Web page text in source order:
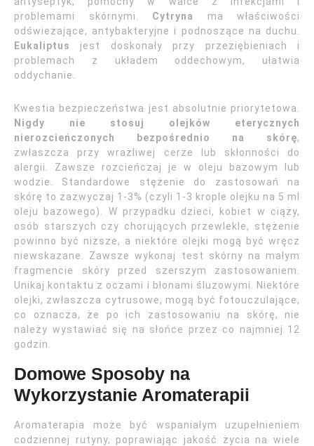
problemami skórnymi. Cytryna
ma właściwości
odświeżające, antybakteryjne i podnoszące na duchu.
Eukaliptus
jest doskonały przy przeziębieniach i
problemach z układem oddechowym, ułatwia
oddychanie.
Kwestia bezpieczeństwa jest absolutnie priorytetowa.
Nigdy nie stosuj olejków eterycznych
nierozcieńczonych bezpośrednio na skórę,
zwłaszcza przy wrażliwej cerze lub skłonności do
alergii. Zawsze rozcieńczaj je w oleju bazowym lub
wodzie. Standardowe stężenie do zastosowań na
skórę to zazwyczaj 1-3% (czyli 1-3 krople olejku na 5 ml
oleju bazowego). W przypadku dzieci, kobiet w ciąży,
osób starszych czy chorujących przewlekle, stężenie
powinno być niższe, a niektóre olejki mogą być wręcz
niewskazane. Zawsze wykonaj test skórny na małym
fragmencie skóry przed szerszym zastosowaniem.
Unikaj kontaktu z oczami i błonami śluzowymi. Niektóre
olejki, zwłaszcza cytrusowe, mogą być fotouczulające,
co oznacza, że po ich zastosowaniu na skórę, nie
należy wystawiać się na słońce przez co najmniej 12
godzin.
Domowe Sposoby na
Wykorzystanie Aromaterapii
Aromaterapia może być wspaniałym uzupełnieniem
codziennej rutyny, poprawiając jakość życia na wiele